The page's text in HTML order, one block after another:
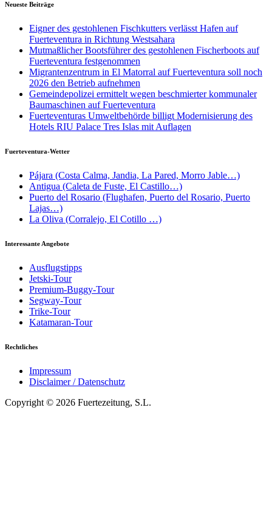
Neueste Beiträge
Eigner des gestohlenen Fischkutters verlässt Hafen auf
Fuerteventura in Richtung Westsahara
Mutmaßlicher Bootsführer des gestohlenen Fischerboots auf
Fuerteventura festgenommen
Migrantenzentrum in El Matorral auf Fuerteventura soll noch
2026 den Betrieb aufnehmen
Gemeindepolizei ermittelt wegen beschmierter kommunaler
Baumaschinen auf Fuerteventura
Fuerteventuras Umweltbehörde billigt Modernisierung des
Hotels RIU Palace Tres Islas mit Auflagen
Fuerteventura-Wetter
Pájara (Costa Calma, Jandia, La Pared, Morro Jable…)
Antigua (Caleta de Fuste, El Castillo…)
Puerto del Rosario (Flughafen, Puerto del Rosario, Puerto
Lajas…)
La Oliva (Corralejo, El Cotillo …)
Interessante Angebote
Ausflugstipps
Jetski-Tour
Premium-Buggy-Tour
Segway-Tour
Trike-Tour
Katamaran-Tour
Rechtliches
Impressum
Disclaimer / Datenschutz
Copyright © 2026 Fuertezeitung, S.L.